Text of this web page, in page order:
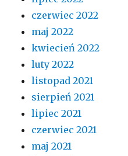
czerwiec 2022
maj 2022
kwiecień 2022
luty 2022
listopad 2021
sierpień 2021
lipiec 2021
czerwiec 2021
maj 2021